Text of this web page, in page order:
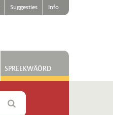
Suggesties Info
SPREEKWÄÖRD